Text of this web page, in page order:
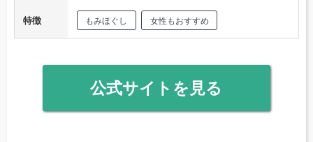
特徴 もみほぐし 女性もおすすめ
公式サイトを見る